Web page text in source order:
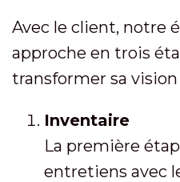
Avec le client, notre
approche en trois
transformer sa
Inventaire
La première
entretiens avec